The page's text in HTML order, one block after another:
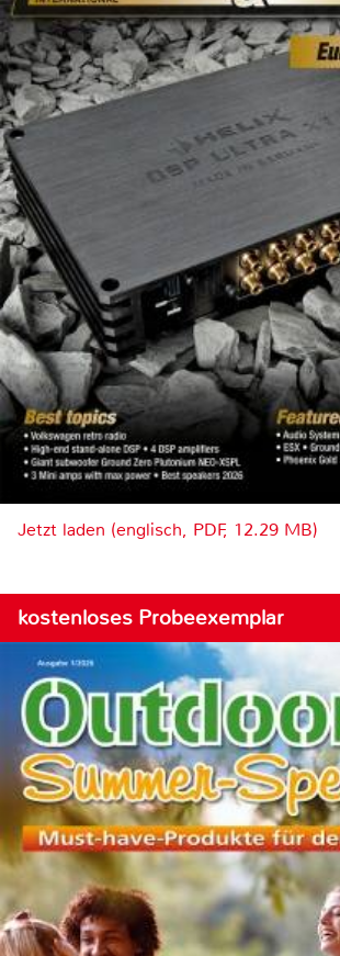
Jetzt laden (englisch, PDF, 12.29 MB)
kostenloses Probeexemplar